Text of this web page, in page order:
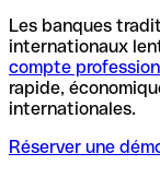
Les banques
internationaux
compte
rapide,
internationales.
Réserver une